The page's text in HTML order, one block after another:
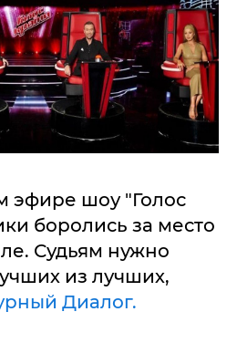
эфире шоу "Голос
боролись за место
Судьям нужно
из лучших,
Диалог.